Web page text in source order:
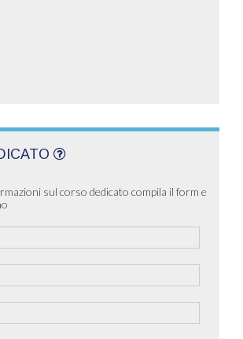
sul corso dedicato compila il form e